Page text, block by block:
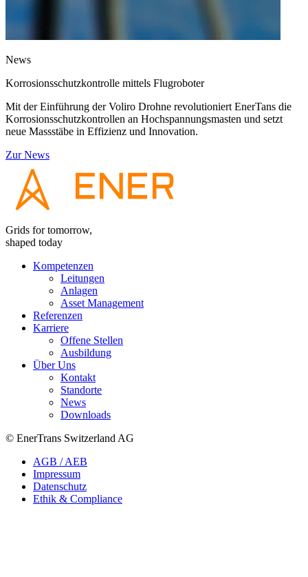
News
Korrosionsschutzkontrolle mittels Flugroboter
Mit der Einführung der Voliro Drohne revolutioniert EnerTans die
Korrosionsschutzkontrollen an Hochspannungsmasten und setzt
neue Massstäbe in Effizienz und Innovation.
Zur News
Grids for tomorrow,
shaped today
Kompetenzen
Leitungen
Anlagen
Asset Management
Referenzen
Karriere
Offene Stellen
Ausbildung
Über Uns
Kontakt
Standorte
News
Downloads
© EnerTrans Switzerland AG
AGB / AEB
Impressum
Datenschutz
Ethik & Compliance